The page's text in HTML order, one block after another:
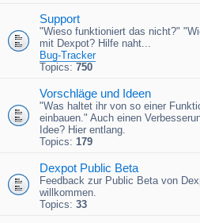
Support
"Wieso funktioniert das nicht?"
mit Dexpot? Hilfe naht...
Bug-Tracker
Topics: 750
Vorschläge und Ideen
"Was haltet ihr von so einer
einbauen." Auch einen
Idee? Hier entlang.
Topics: 179
Dexpot Public Beta
Feedback zur Public Beta von
willkommen.
Topics: 33